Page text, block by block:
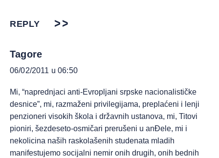
REPLY
Tagore
06/02/2011 u 06:50
Mi, “naprednjaci anti-Evropljani srpske nacionalističke
desnice”, mi, razmaženi privilegijama, preplaćeni i lenji
penzioneri visokih škola i državnih ustanova, mi, Titovi
pioniri, šezdeseto-osmičari prerušeni u anĐele, mi i
nekolicina naših raskolašenih studenata mladih
manifestujemo socijalni nemir onih drugih, onih bednih